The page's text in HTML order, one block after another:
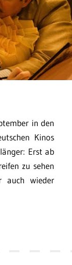
in den
Kinos
Erst ab
zu sehen
auch wieder